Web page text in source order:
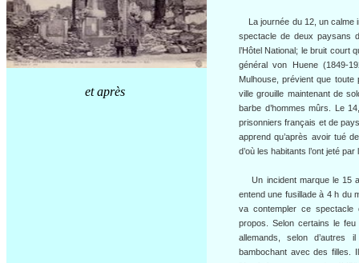
et après
La journée du 12, un calme
spectacle de deux paysans
l’Hôtel National; le bruit court
général von Huene (1849-
Mulhouse, prévient que
ville grouille maintenant de
barbe d’hommes mûrs. Le
prisonniers français et de
apprend qu’après avoir tué
d’où les habitants l’ont jeté
Un incident marque le 15
entend une fusillade à 4 h du
va contempler ce spectacle
propos. Selon certains le
allemands, selon
bambochant avec des filles.